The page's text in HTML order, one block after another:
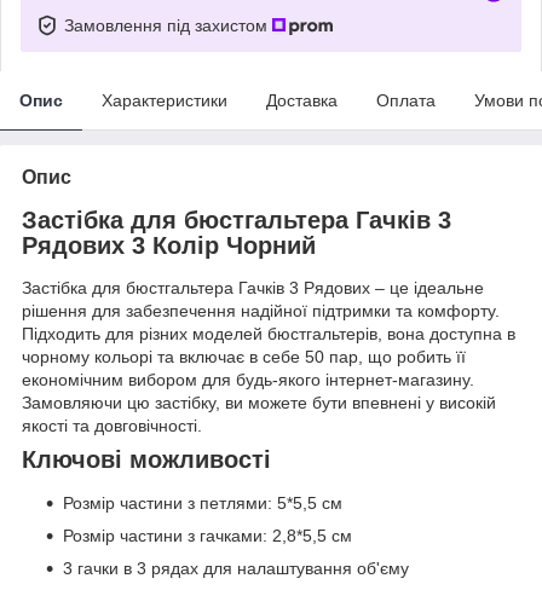
Замовлення під захистом
Опис Характеристики Доставка Оплата Умови
Опис
Застібка для бюстгальтера Гачків 3
Рядових 3 Колір Чорний
Застібка для бюстгальтера Гачків 3 Рядових – це ідеальне
рішення для забезпечення надійної підтримки та комфорту.
Підходить для різних моделей бюстгальтерів, вона доступна в
чорному кольорі та включає в себе 50 пар, що робить її
економічним вибором для будь-якого інтернет-магазину.
Замовляючи цю застібку, ви можете бути впевнені у високій
якості та довговічності.
Ключові можливості
Розмір частини з петлями: 5*5,5 см
Розмір частини з гачками: 2,8*5,5 см
3 гачки в 3 рядах для налаштування об'єму